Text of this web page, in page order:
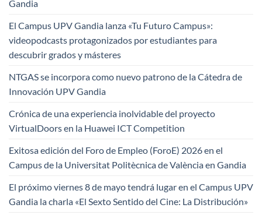
Gandia
El Campus UPV Gandia lanza «Tu Futuro Campus»:
videopodcasts protagonizados por estudiantes para
descubrir grados y másteres
NTGAS se incorpora como nuevo patrono de la Cátedra de
Innovación UPV Gandia
Crónica de una experiencia inolvidable del proyecto
VirtualDoors en la Huawei ICT Competition
Exitosa edición del Foro de Empleo (ForoE) 2026 en el
Campus de la Universitat Politècnica de València en Gandia
El próximo viernes 8 de mayo tendrá lugar en el Campus UPV
Gandia la charla «El Sexto Sentido del Cine: La Distribución»